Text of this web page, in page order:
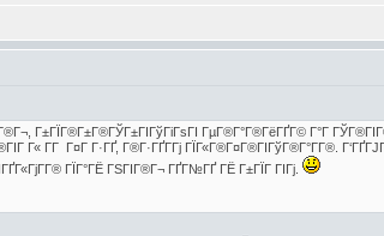
Г±ГЇГ®Г±Г®ГЎГ±ГІГўГіГѕГІ ГµГ®Г°Г®ГёГҐГ© Г°Г
Г« Г­Г Г¤Г Г·ГҐ, Г®Г·ГҐГ­Гј ГЇГ«Г®Г¤Г®ГІГўГ®Г°Г­Г®.
ГЇГ°ГЁ ГЅГІГ®Г¬ ГҐГ№ГҐ ГЁ Г±ГЇГ ГІГј.